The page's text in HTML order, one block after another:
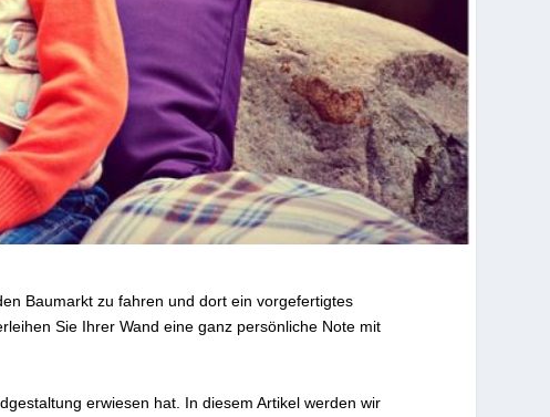
Baumarkt zu fahren und dort ein vorgefertigtes
Sie Ihrer Wand eine ganz persönliche Note mit
erwiesen hat. In diesem Artikel werden wir